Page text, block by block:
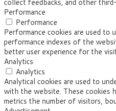
collect feedbacks, and other
Performance
Performance
Performance cookies are used to
performance indexes of the
better user experience for the
Analytics
Analytics
Analytical cookies are used to
with the website. These cookies
metrics the number of visitors,